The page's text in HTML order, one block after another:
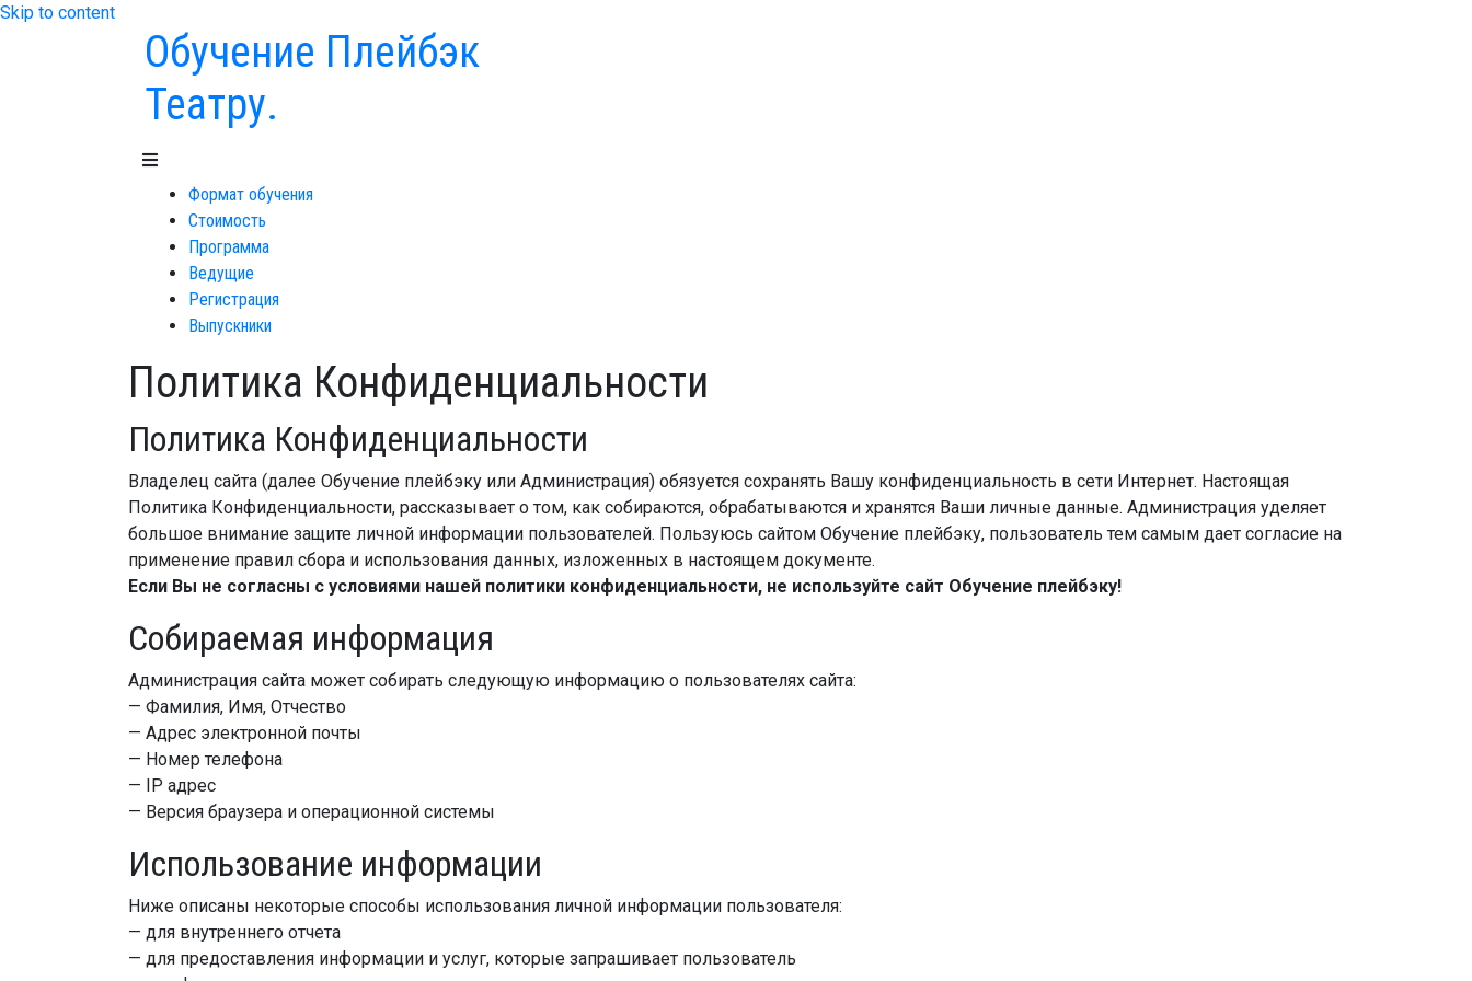
Skip to content
Обучение Плейбэк
Театру.
Формат обучения
Стоимость
Программа
Ведущие
Регистрация
Выпускники
Политика Конфиденциальности
Политика Конфиденциальности
Владелец сайта (далее Обучение плейбэку или Администрация) обязуется сохранять Вашу конфиденциальность в сети Интернет. Настоящая
Политика Конфиденциальности, рассказывает о том, как собираются, обрабатываются и хранятся Ваши личные данные. Администрация уделяет
большое внимание защите личной информации пользователей. Пользуюсь сайтом Обучение плейбэку, пользователь тем самым дает согласие на
применение правил сбора и использования данных, изложенных в настоящем документе.
Если Вы не согласны с условиями нашей политики конфиденциальности, не используйте сайт Обучение плейбэку!
Собираемая информация
Администрация сайта может собирать следующую информацию о пользователях сайта:
— Фамилия, Имя, Отчество
— Адрес электронной почты
— Номер телефона
— IP адрес
— Версия браузера и операционной системы
Использование информации
Ниже описаны некоторые способы использования личной информации пользователя:
— для внутреннего отчета
— для предоставления информации и услуг, которые запрашивает пользователь